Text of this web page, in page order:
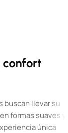
confort
buscan llevar su
formas suaves y
única